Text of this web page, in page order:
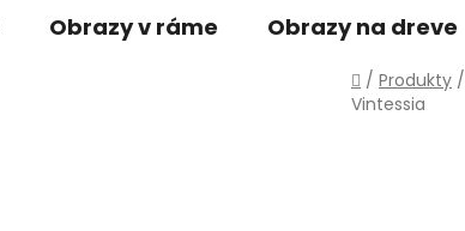
Obrazy v ráme Obrazy na dreve
Domov
/ Produkty /
Vintessia